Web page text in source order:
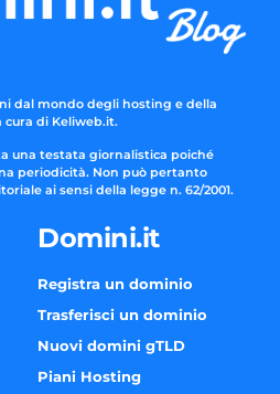
dal mondo degli hosting e della
di Keliweb.it.
una testata giornalistica poiché
periodicità. Non può pertanto
ai sensi della legge n. 62/2001.
Domini.it
Registra un dominio
Trasferisci un dominio
Nuovi domini gTLD
Piani Hosting